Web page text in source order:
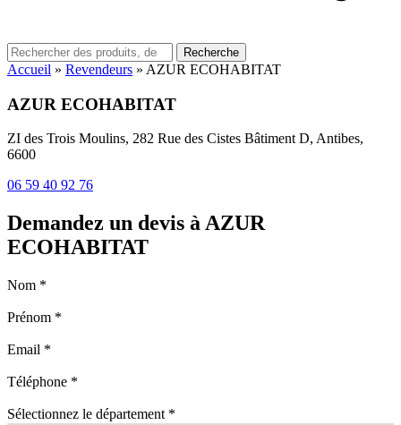
Recherche
Accueil » Revendeurs » AZUR ECOHABITAT
AZUR ECOHABITAT
ZI des Trois Moulins, 282 Rue des Cistes Bâtiment D, Antibes,
6600
06 59 40 92 76
Demandez un devis à AZUR
ECOHABITAT
Nom *
Prénom *
Email *
Téléphone *
Sélectionnez le département *